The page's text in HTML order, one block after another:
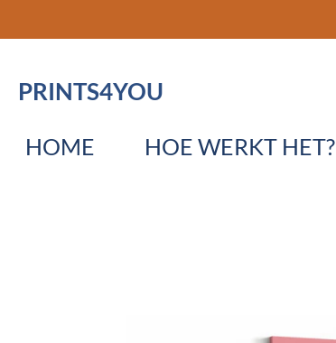
direct
dePRINTS4YOU
HOME HOE WERKT HET?